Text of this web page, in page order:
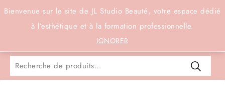
Bienvenue sur le site de JL Studio Beauté, votre espace dédié
à l’esthétique et à la formation professionnelle.
IGNORER
Connexion